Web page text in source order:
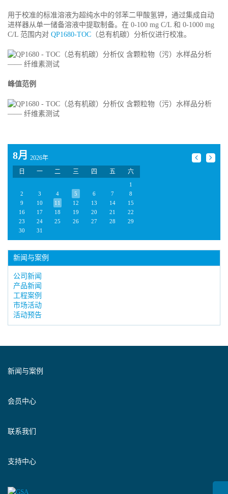
用于校准的标准溶液为超纯水中的邻苯二甲酸氢钾，通过集成自动
进样器从单一储备溶液中提取制备。在 0-100 mg C/L 和 0-1000 mg
C/L 范围内对 QP1680-TOC （总有机碳）分析仪进行校准。
峰值范例
8月
2026年
日
一 二 三 四 五 六
1
2
3 4 5 6 7
8
9
10 11 12 13 14
15
16
17 18 19 20 21
22
23
24 25 26 27 28
29
30
31
新闻与案例
公司新闻
产品新闻
工程案例
市场活动
活动预告
新闻与案例
会员中心
联系我们
支持中心